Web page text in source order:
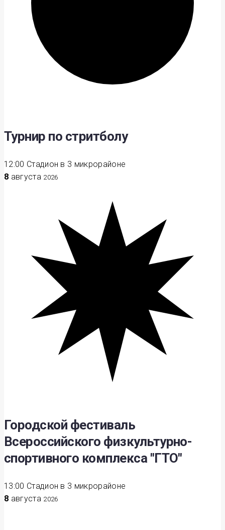
Турнир по стритболу
12:00 Стадион в 3 микрорайоне
8 августа 2026
Городской фестиваль
Всероссийского физкультурно-
спортивного комплекса "ГТО"
13:00 Стадион в 3 микрорайоне
8 августа 2026